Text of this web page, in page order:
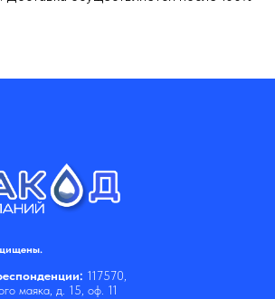
117570,
маяка, д. 15, оф. 11